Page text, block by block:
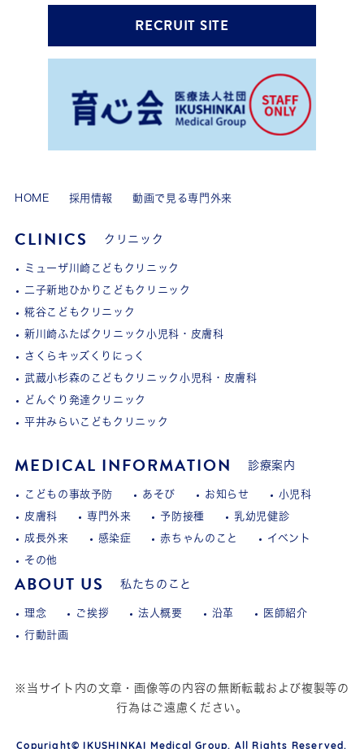
RECRUIT SITE
HOME 採用情報 動画で見る専門外来
CLINICS クリニック
ミューザ川崎こどもクリニック
二子新地ひかりこどもクリニック
糀谷こどもクリニック
新川崎ふたばクリニック小児科・皮膚科
さくらキッズくりにっく
武蔵小杉森のこどもクリニック小児科・皮膚科
どんぐり発達クリニック
平井みらいこどもクリニック
MEDICAL INFORMATION 診療案内
こどもの事故予防 あそび お知らせ 小児科
皮膚科 専門外来 予防接種 乳幼児健診
成長外来 感染症 赤ちゃんのこと イベント
その他
ABOUT US 私たちのこと
理念 ご挨拶 法人概要 沿革 医師紹介
行動計画
※当サイト内の文章・画像等の内容の無断転載および複製等の
行為はご遠慮ください。
Copyright© IKUSHINKAI Medical Group. All Rights Reserved.